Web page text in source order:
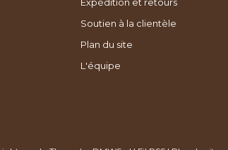
Soutien à la clientèle
Plan du site
L'équipe